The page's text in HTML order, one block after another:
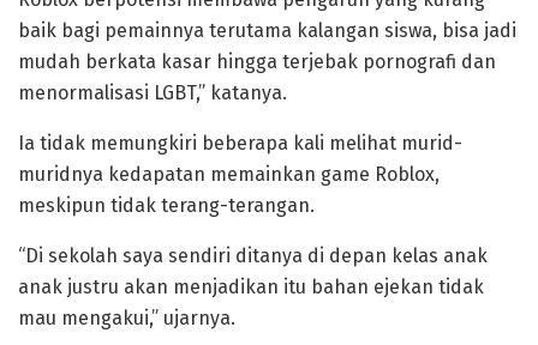
baik bagi pemainnya terutama kalangan siswa, bisa jadi
mudah berkata kasar hingga terjebak pornografi dan
menormalisasi LGBT,” katanya.
Ia tidak memungkiri beberapa kali melihat murid-
muridnya kedapatan memainkan game Roblox,
meskipun tidak terang-terangan.
“Di sekolah saya sendiri ditanya di depan kelas anak
anak justru akan menjadikan itu bahan ejekan tidak
mau mengakui,” ujarnya.